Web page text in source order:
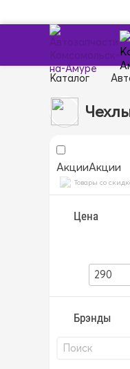
Каталог
АкцииАкции
Товары со
Цена
Брэнды